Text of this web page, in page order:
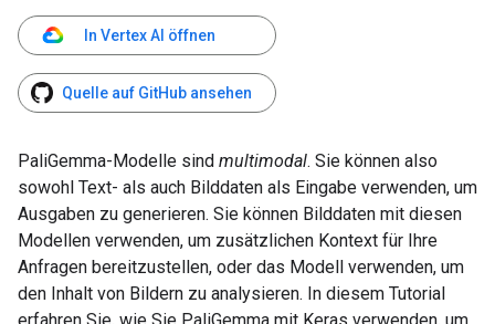
In Vertex AI öffnen
Quelle auf GitHub ansehen
PaliGemma-Modelle sind multimodal. Sie können also
sowohl Text- als auch Bilddaten als Eingabe verwenden, um
Ausgaben zu generieren. Sie können Bilddaten mit diesen
Modellen verwenden, um zusätzlichen Kontext für Ihre
Anfragen bereitzustellen, oder das Modell verwenden, um
den Inhalt von Bildern zu analysieren. In diesem Tutorial